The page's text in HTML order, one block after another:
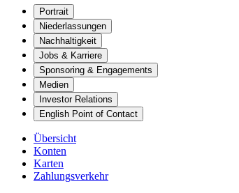
Portrait
Niederlassungen
Nachhaltigkeit
Jobs & Karriere
Sponsoring & Engagements
Medien
Investor Relations
English Point of Contact
Übersicht
Konten
Karten
Zahlungsverkehr